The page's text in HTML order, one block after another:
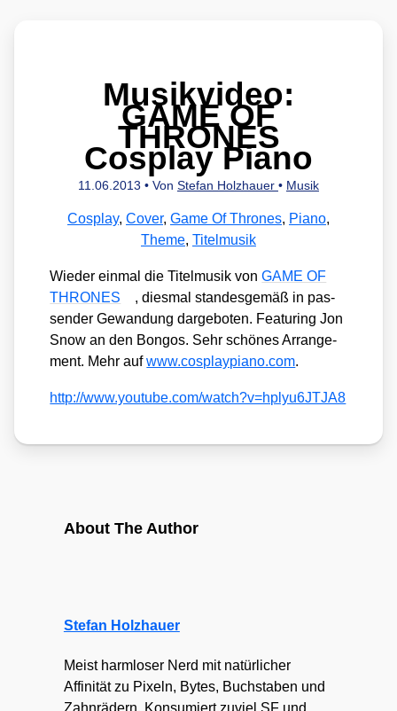
Musikvideo:
GAME OF
THRONES
Cosplay Piano
11.06.2013 • Von Stefan Holzhauer • Musik
Cosplay, Cover, Game Of Thrones, Piano,
Theme, Titelmusik
Wie­der ein­mal die Titel­mu­sik vonGAME OF
THRONES
, dies­mal stan­des­ge­mäß in pas­
sen­der Gewan­dung dar­ge­bo­ten. Fea­turing Jon
Snow an den Bon­gos. Sehr schö­nes Arran­ge­
ment. Mehr aufwww​.cos​play​pia​no​.com.
http://​www​.you​tube​.com/​w​a​t​c​h​?​v​=​h​p​l​y​u​6​J​T​JA8
About The Author
Stefan Holzhauer
Meist harmloser Nerd mit natürlicher
Affinität zu Pixeln, Bytes, Buchstaben und
Zahnrädern. Konsumiert zuviel SF und